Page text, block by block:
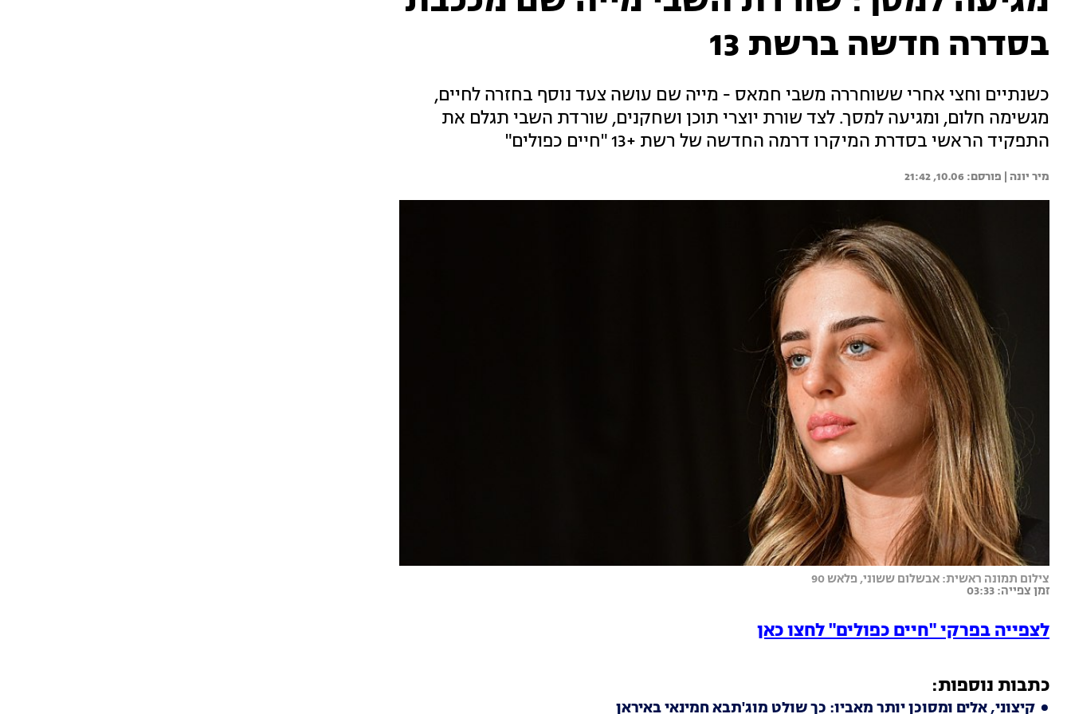
בסדרה חדשה ברשת 13
כשנתיים וחצי אחרי ששוחררה משבי חמאס - מייה שם עושה צעד נוסף בחזרה לחיים,
מגשימה חלום, ומגיעה למסך. לצד שורת יוצרי תוכן ושחקנים, שורדת השבי תגלם את
התפקיד הראשי בסדרת המיקרו דרמה החדשה של רשת +13 "חיים כפולים"
מיר יונה | 10.06, 21:42
צילום תמונה ראשית: אבשלום ששוני, פלאש 90
זמן צפייה: 03:33
לצפייה בפרקי "חיים כפולים" לחצו כאן
כתבות נוספות:
קיצוני, אלים ומסוכן יותר מאביו: כך שולט מוג'תבא חמינאי באיראן